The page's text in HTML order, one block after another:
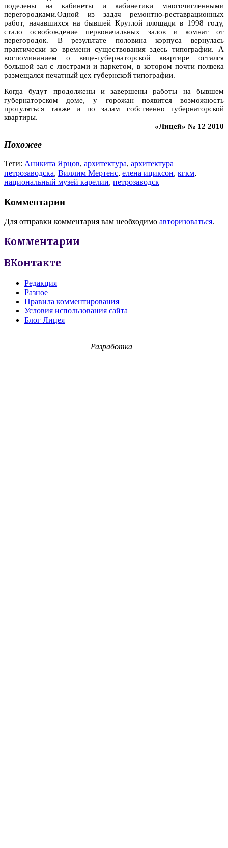
поделены на кабинеты и кабинетики многочисленными
перегородками.Одной из задач ремонтно-реставрационных
работ, начавшихся на бывшей Круглой площади в 1998 году,
стало освобождение первоначальных залов и комнат от
перегородок. В результате половина корпуса вернулась
практически ко времени существования здесь типографии. А
воспоминанием о вице-губернаторской квартире остался
большой зал с люстрами и паркетом, в котором почти полвека
размещался печатный цех губернской типографии.
Когда будут продолжены и завершены работы на бывшем
губернаторском доме, у горожан появится возможность
прогуляться также и по залам собственно губернаторской
квартиры.
«Лицей» № 12 2010
Похожее
Теги: Аникита Ярцов, архитектура, архитектура
петрозаводска, Виллим Мертенс, елена ициксон, кгкм,
национальный музей карелии, петрозаводск
Комментарии
Для отправки комментария вам необходимо авторизоваться.
Комментарии
ВКонтакте
Редакция
Разное
Правила комментирования
Условия использования сайта
Блог Лицея
Разработка